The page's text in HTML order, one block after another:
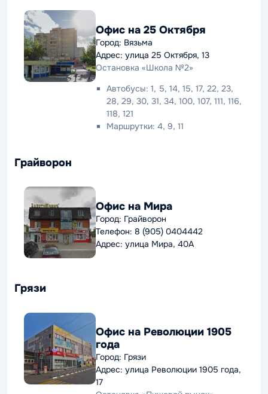
Офис на 25 Октября
Город: Вязьма
Адрес: улица 25 Октября, 13
Остановка «Школа №2»
Автобусы: 1, 5, 14, 15, 17, 22, 23,
28, 29, 30, 31, 34, 100, 107, 111, 116,
118, 121
Маршрутки: 4, 9, 11
Грайворон
Офис на Мира
Город: Грайворон
Телефон: 8 (905) 0404442
Адрес: улица Мира, 40А
Грязи
Офис на Революции 1905
года
Город: Грязи
Адрес: улица Революции 1905 года,
17